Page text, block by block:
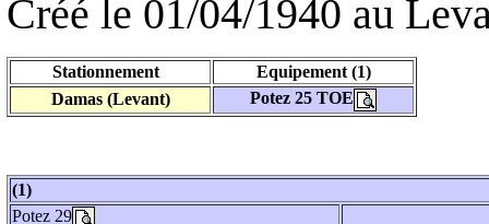
Créé le 01/04/1940 au
Stationnement
Equipement (1)
Damas (Levant)
Potez 25 TOE
(1)
Potez 29